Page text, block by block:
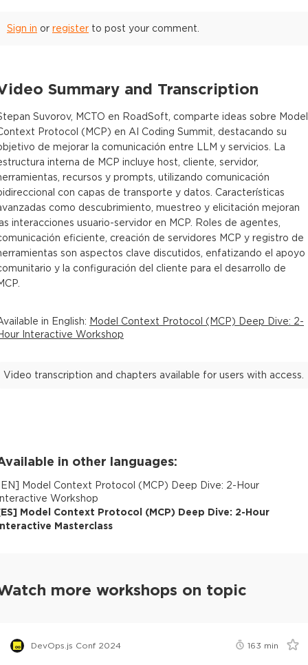
Sign in or register to post your comment.
Summary and Transcription
Suvorov, MCTO en RoadSoft, comparte ideas sobre Model
Protocol (MCP) en AI Coding Summit, destacando su
de mejorar la comunicación entre LLM y servicios. La
interna de MCP incluye host, cliente, servidor,
recursos y prompts, utilizando comunicación
con capas de transporte y datos. Características
como descubrimiento, muestreo y elicitación mejoran
interacciones usuario-servidor en MCP. Roles de agentes,
eficiente, creación de servidores MCP y registro de
son aspectos clave discutidos, enfatizando el apoyo
y la configuración del cliente para el desarrollo de
in English: Model Context Protocol (MCP) Deep Dive: 2-
Interactive Workshop
Video transcription and chapters available for users with access.
in other languages:
EN] Model Context Protocol (MCP) Deep Dive: 2-Hour
Workshop
ES] Model Context Protocol (MCP) Deep Dive: 2-Hour
Masterclass
more workshops on topic
DevOps.js Conf 2024 163 min